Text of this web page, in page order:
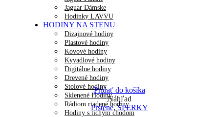
Jaguar Dámske
Hodinky LAVVU
HODINY NA STENU
Dizajnové hodiny
Plastové hodiny
Kovové hodiny
Kyvadlové hodiny
Digitálne hodiny
Drevené hodiny
Stolové hodiny
Sklenené Hodiny
Rádiom riadené hodiny
Hodiny s tichým chodom
Pridať do košíka
Náhľad
Prstene,ŠPERKY